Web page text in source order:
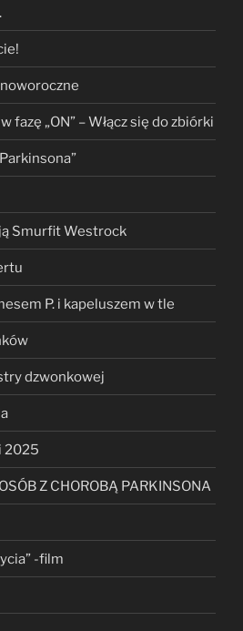
fazę „ON” – Włącz się do zbiórki
Smurfit Westrock
P. i kapeluszem w tle
dzwonkowej
2025
Z CHOROBĄ PARKINSONA
-film